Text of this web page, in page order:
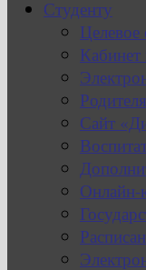
Студенту
Целевое
Кабинет
Сайт
Онлайн-